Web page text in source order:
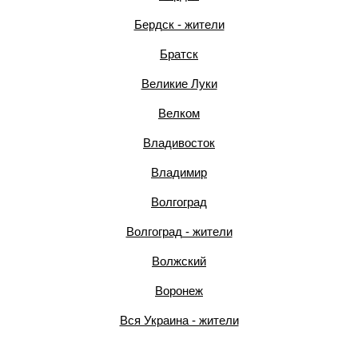
Бердск - жители
Братск
Великие Луки
Велком
Владивосток
Владимир
Волгоград
Волгоград - жители
Волжский
Воронеж
Вся Украина - жители